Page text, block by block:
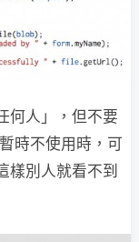
何人」，但不要
時不使用時，可
樣別人就看不到